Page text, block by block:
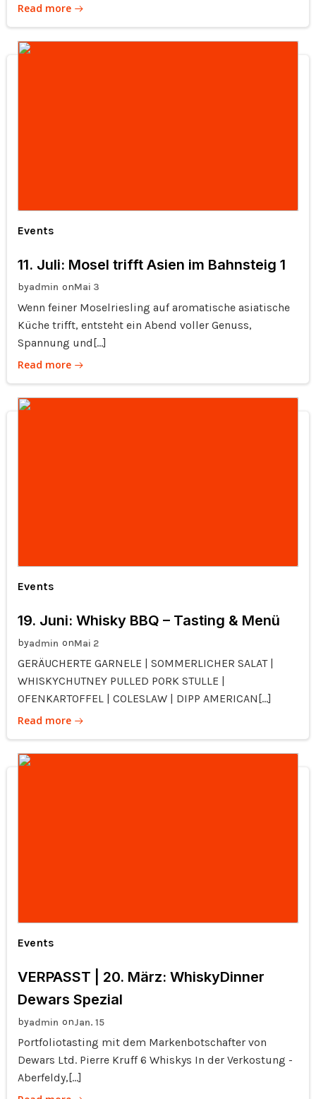
Read more
Events
11. Juli: Mosel trifft Asien im Bahnsteig 1
byadmin onMai 3
Wenn feiner Moselriesling auf aromatische asiatische
Küche trifft, entsteht ein Abend voller Genuss,
Spannung und[…]
Read more
Events
19. Juni: Whisky BBQ – Tasting & Menü
byadmin onMai 2
GERÄUCHERTE GARNELE | SOMMERLICHER SALAT |
WHISKYCHUTNEY PULLED PORK STULLE |
OFENKARTOFFEL | COLESLAW | DIPP AMERICAN[…]
Read more
Events
VERPASST | 20. März: WhiskyDinner
Dewars Spezial
byadmin onJan. 15
Portfoliotasting mit dem Markenbotschafter von
Dewars Ltd. Pierre Kruff 6 Whiskys In der Verkostung -
Aberfeldy,[…]